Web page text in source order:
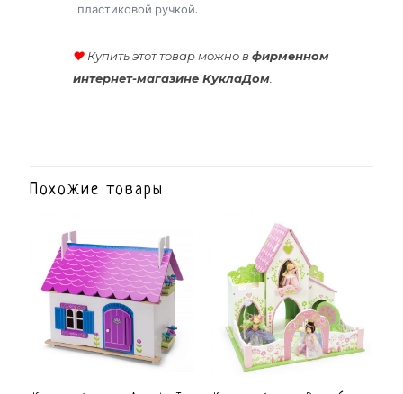
пластиковой ручкой.
♥ Купить этот товар можно вфирменном
интернет-магазине КуклаДом
Похожие товары